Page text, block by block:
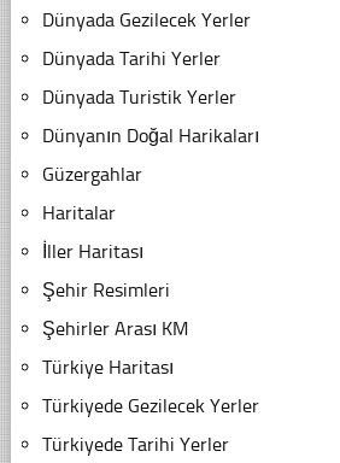
Dünyada Gezilecek Yerler
Dünyada Tarihi Yerler
Dünyada Turistik Yerler
Dünyanın Doğal Harikaları
Güzergahlar
Haritalar
İller Haritası
Şehir Resimleri
Şehirler Arası KM
Türkiye Haritası
Türkiyede Gezilecek Yerler
Türkiyede Tarihi Yerler